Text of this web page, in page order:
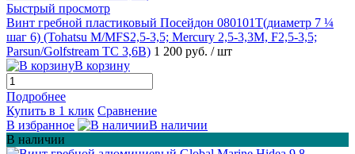
Быстрый просмотр
Винт гребной пластиковый Посейдон 080101Т(диаметр 7 ¼
шаг 6) (Tohatsu M/MFS2,5-3,5; Mercury 2,5-3,3M, F2,5-3,5;
Parsun/Golfstream TC 3,6B) 1 200 руб. / шт
В корзину
Подробнее
Купить в 1 клик Сравнение
В избранное
В наличии
В наличии